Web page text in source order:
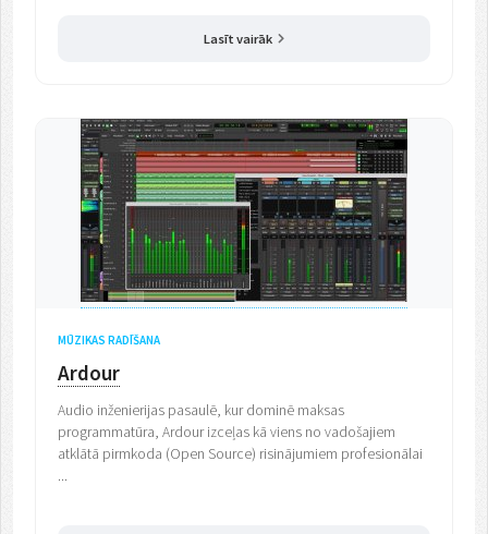
Lasīt vairāk
MŪZIKAS RADĪŠANA
Ardour
Audio inženierijas pasaulē, kur dominē maksas
programmatūra, Ardour izceļas kā viens no vadošajiem
atklātā pirmkoda (Open Source) risinājumiem profesionālai
...